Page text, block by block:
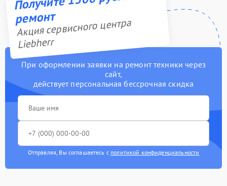
ремонт
Акция сервисного центра
Liebherr
При оформлении заявки на ремонт техники через
сайт,
действует персональная бессрочная скидка
Отправляя, Вы соглашаетесь с политикой конфиденциальности